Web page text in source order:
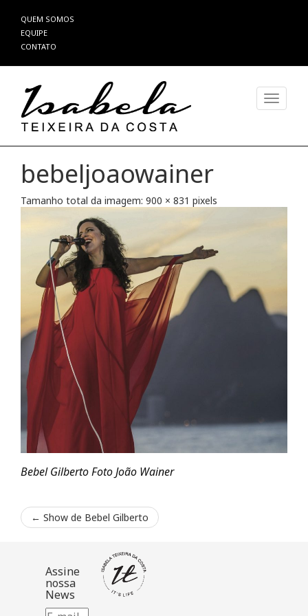
Pular
para
o
QUEM SOMOS
EQUIPE
CONTATO
bebeljoaowainer
Tamanho total da imagem: 900 × 831 pixels
Bebel Gilberto Foto João Wainer
← Show de Bebel Gilberto
Assine
nossa
News